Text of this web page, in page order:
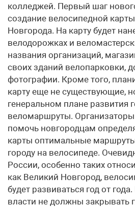
колледжей. Первый шаг
создание велосипедной
Новгорода. На карту будет
велодорожках и
названия организаций,
своих зданий велопарковки,
фотографии. Кроме того,
карту еще не существующие,
генеральном плане развития
веломаршруты.
помочь новгородцам
карты оптимальные
городу на велосипеде.
России, особенно таких
как Великий Новгород,
будет развиваться год от
власти не должны закрывать